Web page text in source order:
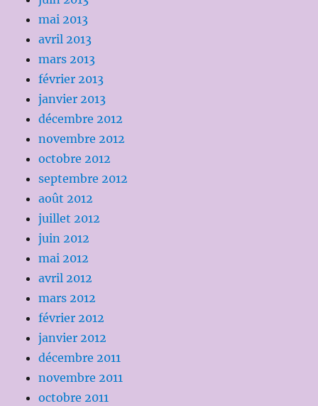
mai 2013
avril 2013
mars 2013
février 2013
janvier 2013
décembre 2012
novembre 2012
octobre 2012
septembre 2012
août 2012
juillet 2012
juin 2012
mai 2012
avril 2012
mars 2012
février 2012
janvier 2012
décembre 2011
novembre 2011
octobre 2011